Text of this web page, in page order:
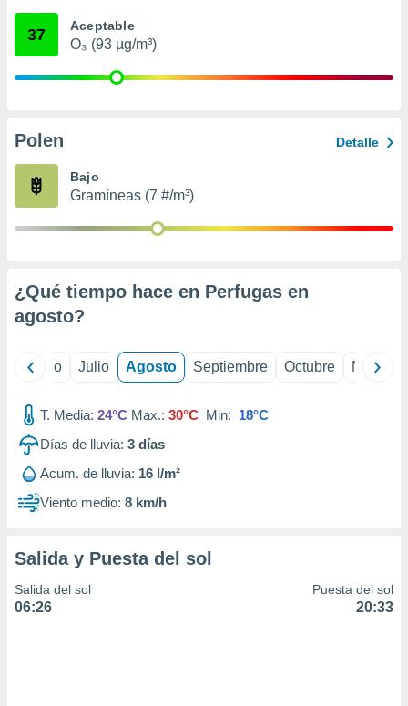
mediante
publicidad
de
37 Aceptable
O₃ (93 µg/m³)
Polen Detalle
Bajo
Gramíneas (7 #/m³)
¿Qué tiempo hace en Perfugas en
agosto?
Junio Julio Agosto Septiembre Octubre
T. Media: 24°C Max.: 30°C Min: 18°C
Días de lluvia: 3 días
Acum. de lluvia: 16 l/m²
Viento medio: 8 km/h
Salida y Puesta del sol
Salida del sol
06:26
Puesta del sol
20:33